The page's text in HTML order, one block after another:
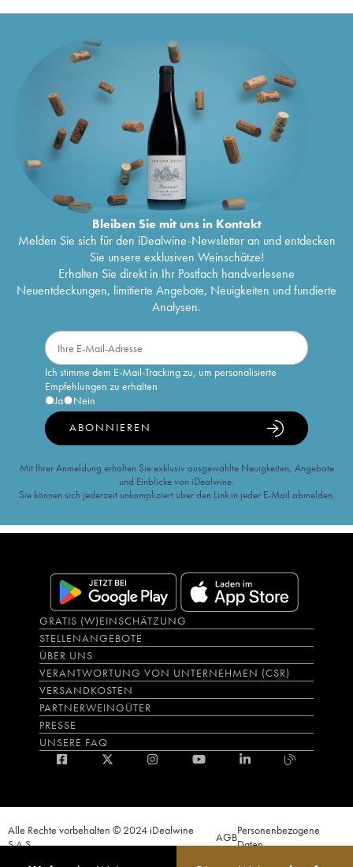
Bleiben Sie mit uns in Kontakt
Melden Sie sich für den iDealwine-Newsletter an und entdecken
Sie unsere exklusiven Weinschätze!
Erhalten Sie direkt in Ihr Postfach handverlesene
Neuentdeckungen, limitierte Angebote, Neuigkeiten und fundierte
Analysen.
Ich stimme dem E-Mail-Tracking zu, um personalisierte
Empfehlungen zu erhalten
Ja
Nein
ABONNIEREN
Mit Ihrer Anmeldung erhalten Sie exklusiv ausgewählte Neuigkeiten, Angebote
und Einblicke von iDealwine.
Sie können sich jederzeit unkompliziert über den Link in jeder E-Mail abmelden.
GRATIS (W)EINSCHÄTZUNG
STELLENANGEBOTE
ÜBER UNS
VERANTWORTUNG VON UNTERNEHMEN (CSR)
VERSANDKOSTEN
PARTNERWEINGÜTER
PRESSE
UNSERE FAQ
Alle Rechte vorbehalten © 2024 iDealwine
S.A.S.
AGBPersonenbezogene
Daten